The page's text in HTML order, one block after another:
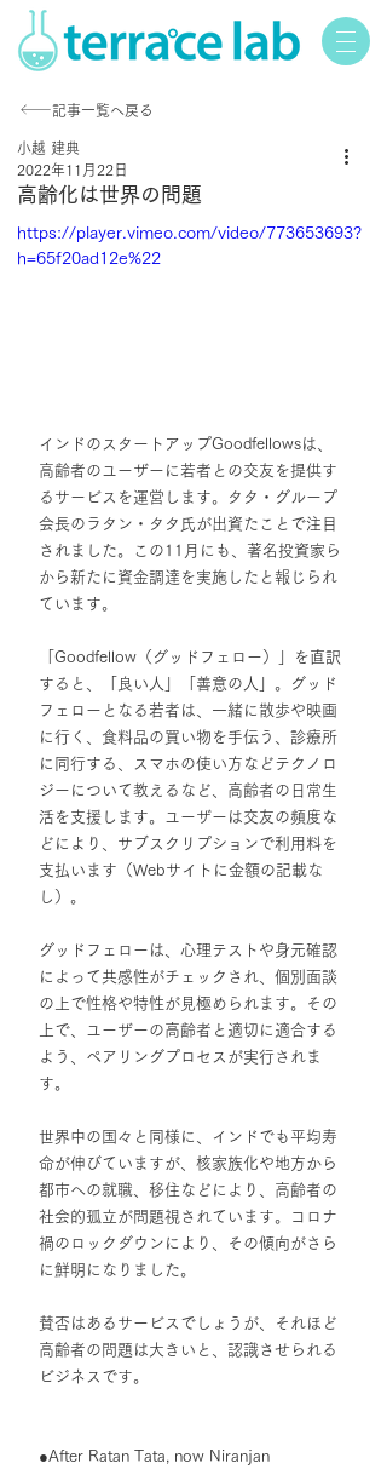
記事一覧へ戻る
高齢化は世界の問題
小越 建典
2022年11月22日
https://player.vimeo.com/video/773653693?
h=65f20ad12e%22
インドのスタートアップGoodfellowsは、
高齢者のユーザーに若者との交友を提供す
るサービスを運営します。タタ・グループ
会長のラタン・タタ氏が出資たことで注目
されました。この11月にも、著名投資家ら
から新たに資金調達を実施したと報じられ
ています。
「Goodfellow（グッドフェロー）」を直訳
すると、「良い人」「善意の人」。グッド
フェローとなる若者は、一緒に散歩や映画
に行く、食料品の買い物を手伝う、診療所
に同行する、スマホの使い方などテクノロ
ジーについて教えるなど、高齢者の日常生
活を支援します。ユーザーは交友の頻度な
どにより、サブスクリプションで利用料を
支払います（Webサイトに金額の記載な
し）。
グッドフェローは、心理テストや身元確認
によって共感性がチェックされ、個別面談
の上で性格や特性が見極められます。その
上で、ユーザーの高齢者と適切に適合する
よう、ペアリングプロセスが実行されま
す。
世界中の国々と同様に、インドでも平均寿
命が伸びていますが、核家族化や地方から
都市への就職、移住などにより、高齢者の
社会的孤立が問題視されています。コロナ
禍のロックダウンにより、その傾向がさら
に鮮明になりました。
賛否はあるサービスでしょうが、それほど
高齢者の問題は大きいと、認識させられる
ビジネスです。
●After Ratan Tata, now Niranjan